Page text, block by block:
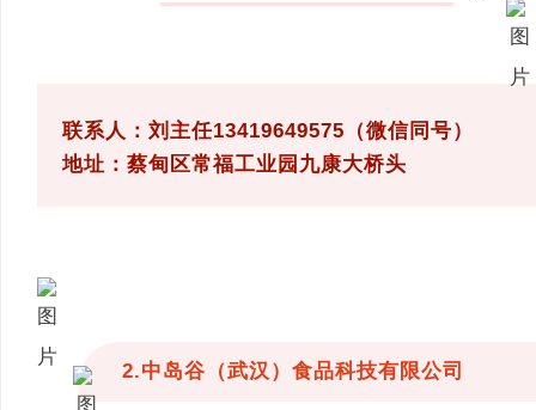
联系人：刘主任13419649575（微信同号）
地址：蔡甸区常福工业园九康大桥头
2.中岛谷（武汉）食品科技有限公司